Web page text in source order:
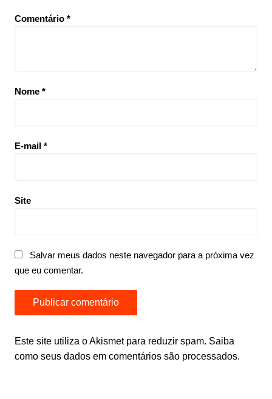
Comentário *
Nome *
E-mail *
Site
Salvar meus dados neste navegador para a próxima vez
que eu comentar.
Este site utiliza o Akismet para reduzir spam. Saiba
como seus dados em comentários são processados.